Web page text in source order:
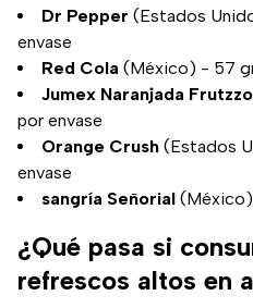
Dr Pepper (Estados
envase
Red Cola (México) - 57
Jumex Naranjada Frutzzo
por envase
Orange Crush (Estados
envase
sangría Señorial
¿Qué pasa si
refrescos altos en